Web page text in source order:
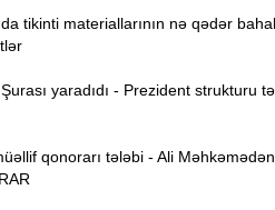
tikinti materiallarının nə qədər
yaradıdı - Prezident strukturu
qonorarı tələbi - Ali Məhkəmədən